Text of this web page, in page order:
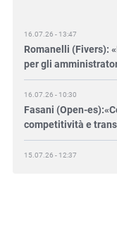
Romanelli (Fivers):
per gli
Fasani (Open-
competitività e
Locati (De Nora): «Il